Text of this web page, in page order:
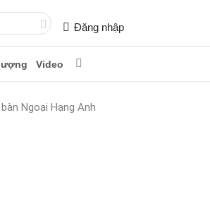
Đăng nhập
Video
Ngoại Hạng Anh